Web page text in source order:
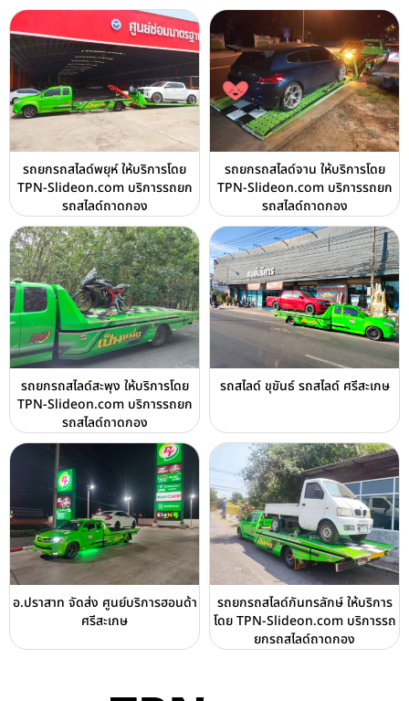
รถยกรถสไลด์พยุห์ ให้บริการโดย
TPN-Slideon.com บริการรถยก
รถสไลด์ถาดกอง
รถยกรถสไลด์จาน ให้บริการโดย
TPN-Slideon.com บริการรถยก
รถสไลด์ถาดกอง
รถยกรถสไลด์สะพุง ให้บริการโดย
TPN-Slideon.com บริการรถยก
รถสไลด์ถาดกอง
รถสไลด์ ขุขันธ์ รถสไลด์ ศรีสะเกษ
อ.ปราสาท จัดส่ง ศูนย์บริการฮอนด้า
ศรีสะเกษ
รถยกรถสไลด์กันทรลักษ์ ให้บริการ
โดย TPN-Slideon.com บริการรถ
ยกรถสไลด์ถาดกอง